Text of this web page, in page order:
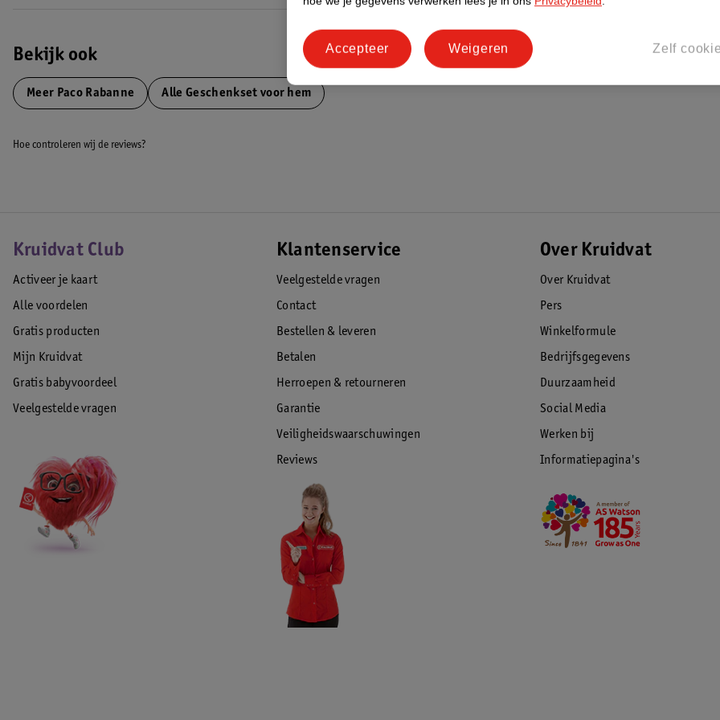
Bekijk ook
Meer Paco Rabanne Alle Geschenkset voor hem
Hoe controleren wij de reviews?
Kruidvat Club
Activeer je kaart
Alle voordelen
Gratis producten
Mijn Kruidvat
Gratis babyvoordeel
Veelgestelde vragen
Klantenservice
Veelgestelde vragen
Contact
Bestellen & leveren
Betalen
Herroepen & retourneren
Garantie
Veiligheidswaarschuwingen
Reviews
Over Kruidvat
Over Kruidvat
Pers
Winkelformule
Bedrijfsgegevens
Duurzaamheid
Social Media
Werken bij
Informatiepagina's
Zelf
Weigeren
Accepteer